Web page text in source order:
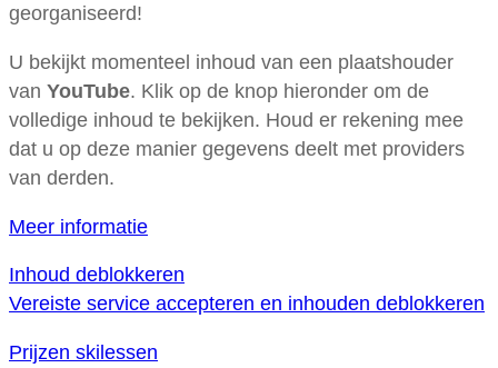
georganiseerd!
U bekijkt momenteel inhoud van een plaatshouder
van YouTube. Klik op de knop hieronder om de
volledige inhoud te bekijken. Houd er rekening mee
dat u op deze manier gegevens deelt met providers
van derden.
Meer informatie
Inhoud deblokkeren
Vereiste service accepteren en inhouden deblokkeren
Prijzen skilessen